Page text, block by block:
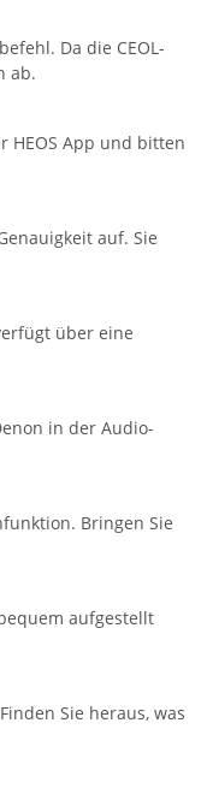
Da die CEOL-
ab.
HEOS App und bitten
auf. Sie
über eine
in der Audio-
Bringen Sie
aufgestellt
Sie heraus, was